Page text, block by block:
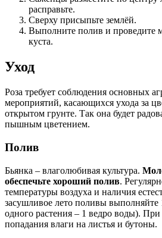
расправьте.
Сверху присыпьте землёй.
Выполните полив и проведите
куста.
Уход
Роза требует соблюдения основных
мероприятий, касающихся ухода за
открытом грунте. Так она будет
пышным цветением.
Полив
Бьянка – влаголюбивая культура.
обеспечьте хороший полив.
температуры воздуха и наличия
засушливое лето поливы выполняйте
одного растения – 1 ведро воды). При
попадания влаги на листья и бутоны.